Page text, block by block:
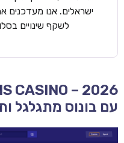
ישראלים. אנו מעדכנים
לשקף שינויים
עם בונוס מתגלגל